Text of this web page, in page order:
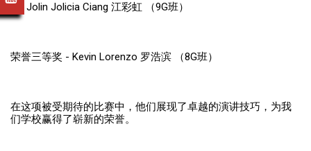
2、Jolin Jolicia Ciang 江彩虹 （9G班）
荣誉三等奖 - Kevin Lorenzo 罗浩滨 （8G班）
在这项被受期待的比赛中，他们展现了卓越的演讲技巧，为我
们学校赢得了崭新的荣誉。